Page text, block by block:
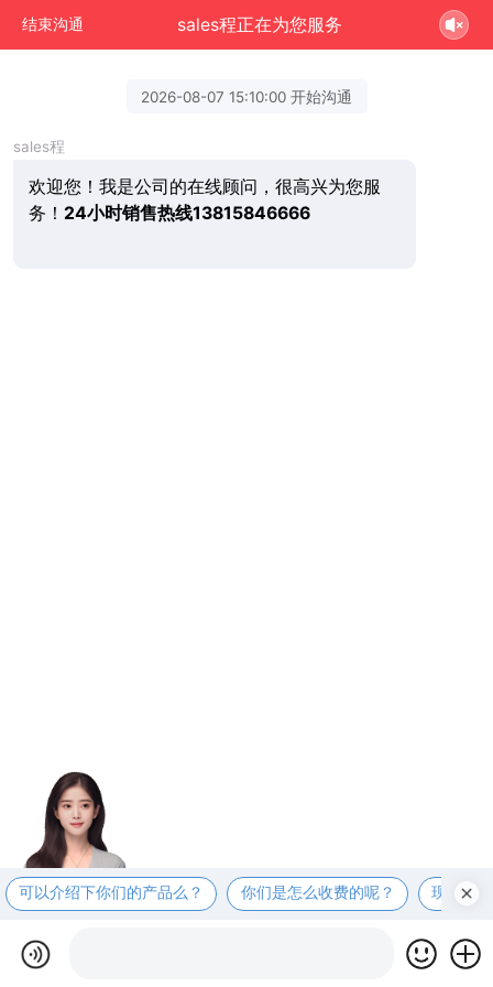
结束沟通 sales程正在为您服务
2026-08-07 15:10:00 开始沟通
sales程
欢迎您！我是公司的在线顾问，很高兴为您服
务！ 24小时销售热线13815846666
可以介绍下你们的产品么？ 你们是怎么收费的呢？ 现在有